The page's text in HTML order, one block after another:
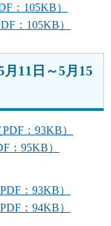
：105KB）
：105KB）
11日～5月15
：93KB）
：95KB）
：93KB）
：94KB）